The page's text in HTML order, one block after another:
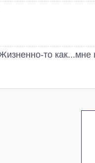
то как...мне